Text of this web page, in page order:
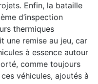
Enfin, la bataille
d’inspection
thermiques
une remise au jeu, car
à essence autour
comme toujours
véhicules, ajoutés à